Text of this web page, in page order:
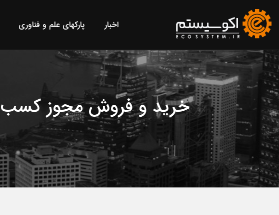
اخبار پارکهای علم و فناوری
خرید و فروش مجوز کسب و کار از ۱۰۰ میلیون تا